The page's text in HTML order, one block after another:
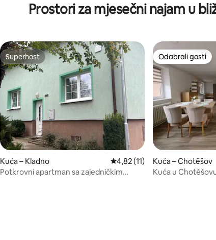
Prostori za mjesečni najam u
Superhost
Superhost
Kuća – Kladno Prosječna ocjena: 4,82/5,
4,82 (11)
Potkrovni apartman sa zajedničkim
Odabrali gosti
Odabrali gosti
Kuća – Chotěšov
Kuća u